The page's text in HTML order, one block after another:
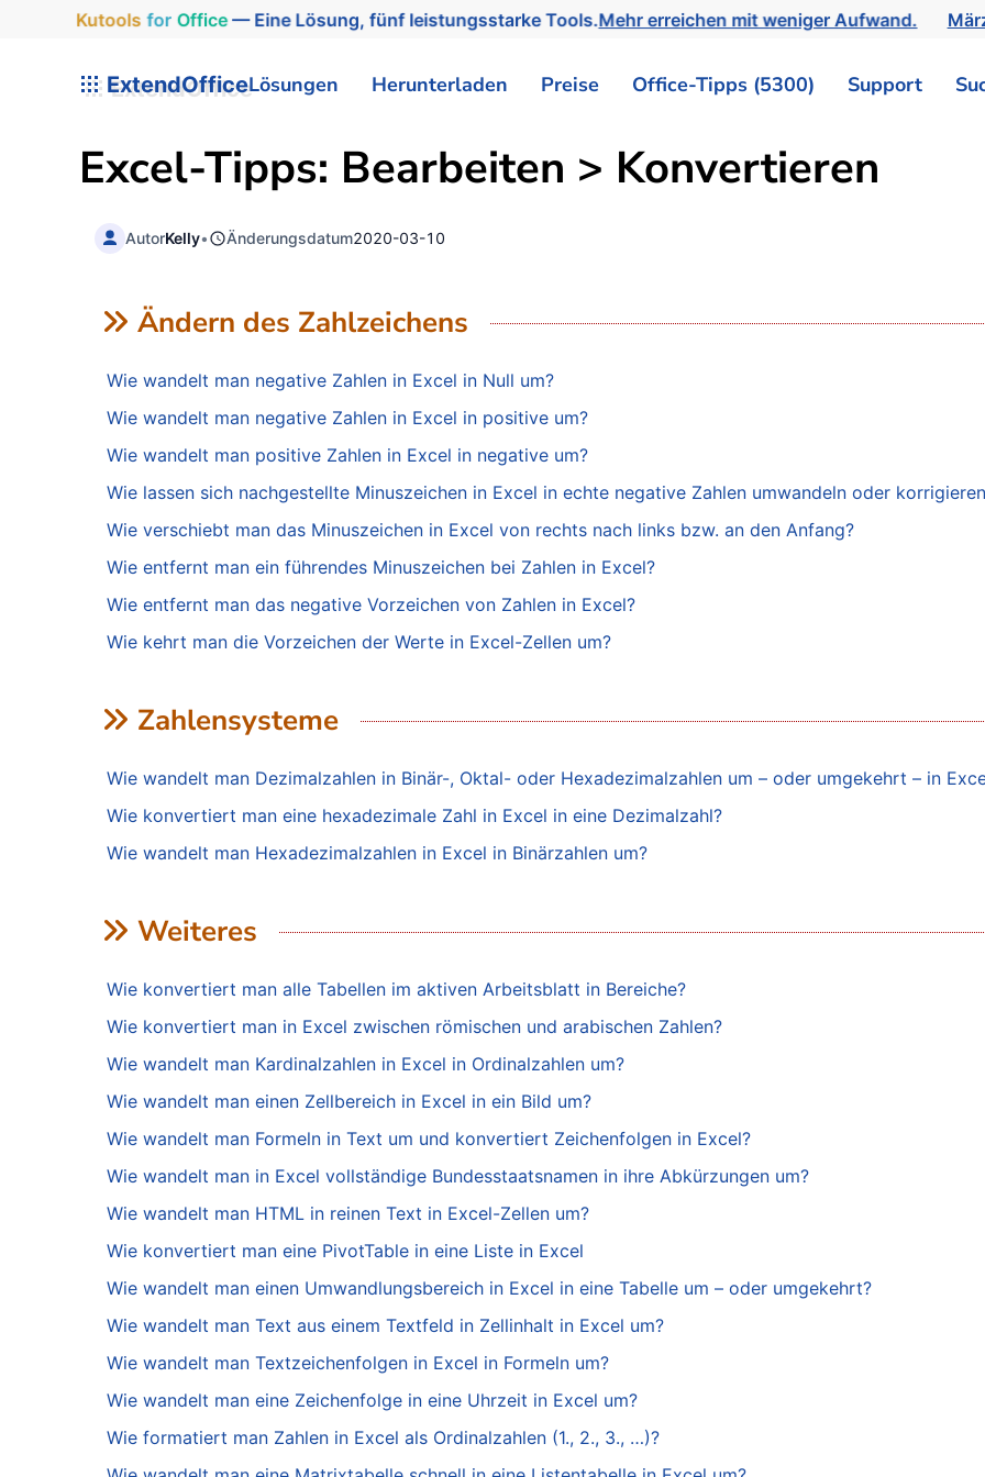
Kutools for Office— Eine Lösung, fünf leistungsstarke Tools.Mehr erreichen mit weniger Aufwand.
ExtendOfficeLösungen Herunterladen Preise Office-Tipps (5300) Support
Excel-Tipps: Bearbeiten > Konvertieren
AutorKelly• Änderungsdatum2020-03-10
Ändern des Zahlzeichens
Wie wandelt man negative Zahlen in Excel in Null um?
Wie wandelt man negative Zahlen in Excel in positive um?
Wie wandelt man positive Zahlen in Excel in negative um?
Wie lassen sich nachgestellte Minuszeichen in Excel in echte negative Zahlen umwandeln oder
Wie verschiebt man das Minuszeichen in Excel von rechts nach links bzw. an den Anfang?
Wie entfernt man ein führendes Minuszeichen bei Zahlen in Excel?
Wie entfernt man das negative Vorzeichen von Zahlen in Excel?
Wie kehrt man die Vorzeichen der Werte in Excel-Zellen um?
Zahlensysteme
Wie wandelt man Dezimalzahlen in Binär-, Oktal- oder Hexadezimalzahlen um – oder umgekehrt – in
Wie konvertiert man eine hexadezimale Zahl in Excel in eine Dezimalzahl?
Wie wandelt man Hexadezimalzahlen in Excel in Binärzahlen um?
Weiteres
Wie konvertiert man alle Tabellen im aktiven Arbeitsblatt in Bereiche?
Wie konvertiert man in Excel zwischen römischen und arabischen Zahlen?
Wie wandelt man Kardinalzahlen in Excel in Ordinalzahlen um?
Wie wandelt man einen Zellbereich in Excel in ein Bild um?
Wie wandelt man Formeln in Text um und konvertiert Zeichenfolgen in Excel?
Wie wandelt man in Excel vollständige Bundesstaatsnamen in ihre Abkürzungen um?
Wie wandelt man HTML in reinen Text in Excel-Zellen um?
Wie konvertiert man eine PivotTable in eine Liste in Excel
Wie wandelt man einen Umwandlungsbereich in Excel in eine Tabelle um – oder umgekehrt?
Wie wandelt man Text aus einem Textfeld in Zellinhalt in Excel um?
Wie wandelt man Textzeichenfolgen in Excel in Formeln um?
Wie wandelt man eine Zeichenfolge in eine Uhrzeit in Excel um?
Wie formatiert man Zahlen in Excel als Ordinalzahlen (1., 2., 3., …)?